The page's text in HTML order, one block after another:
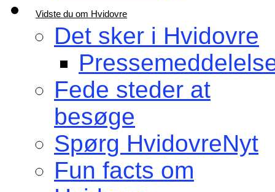
Vidste du om Hvidovre
Det sker i Hvidovre
Fede steder at
besøge
Spørg HvidovreNyt
Fun facts om